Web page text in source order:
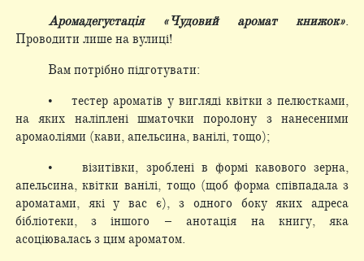
Аромадегустація «Чудовий аромат книжок».
Проводити лише на вулиці!
Вам потрібно підготувати:
• тестер ароматів у вигляді квітки з пелюстками,
на яких наліплені шматочки поролону з нанесеними
аромаоліями (кави, апельсина, ванілі, тощо);
• візитівки, зроблені в формі кавового зерна,
апельсина, квітки ванілі, тощо (щоб форма співпадала з
ароматами, які у вас є), з одного боку яких адреса
бібліотеки, з іншого – анотація на книгу, яка
асоціювалась з цим ароматом.